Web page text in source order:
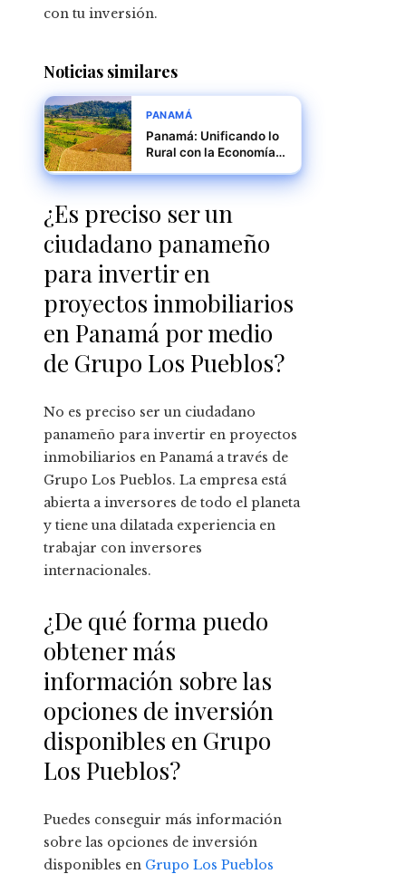
con tu inversión.
Noticias similares
PANAMÁ
Panamá: Unificando lo
Rural con la Economía
¿Es preciso ser un
ciudadano panameño
para invertir en
proyectos inmobiliarios
en Panamá por medio
de Grupo Los Pueblos?
No es preciso ser un ciudadano
panameño para invertir en proyectos
inmobiliarios en Panamá a través de
Grupo Los Pueblos. La empresa está
abierta a inversores de todo el planeta
y tiene una dilatada experiencia en
trabajar con inversores
internacionales.
¿De qué forma puedo
obtener más
información sobre las
opciones de inversión
disponibles en Grupo
Los Pueblos?
Puedes conseguir más información
sobre las opciones de inversión
disponibles en Grupo Los Pueblos